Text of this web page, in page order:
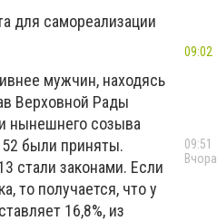
для самореализации
мужчин, находясь
Верховной Рады
нынешнего созыва
были приняты.
стали законами. Если
то получается, что у
16,8%, из
09:02
09:51
Вчора